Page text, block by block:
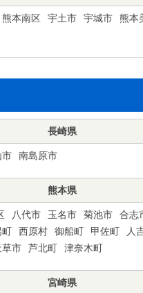
熊本南区 宇土市 宇城市 熊本
長崎県
市 南島原市
熊本県
八代市 玉名市 菊池市 合志
町 西原村 御船町 甲佐町 人
草市 芦北町 津奈木町
宮崎県